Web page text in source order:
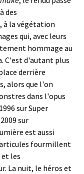
des
à la végétation
qui, avec leurs
hommage au
C'est d'autant plus
derrière
alors que l'on
dans l'opus
sur Super
sur
est aussi
fourmillent
les
La nuit, le héros et